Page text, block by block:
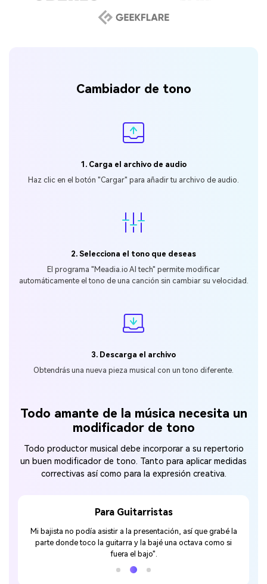
Cambiador de tono
1. Carga el archivo de audio
󠀰Haz clic en el botón "Cargar" para añadir tu archivo de audio.
2. Selecciona el tono que deseas
El programa 󠀰"Meadia.io Al tech" permite modificar
automáticamente eltono de una canción sin cambiar su velocidad.
3. Descarga el archivo
󠀰Obtendrás una nueva pieza musical con un tono diferente.
Todo amante de la música necesita un
modificador de tono
Todo productor musical debe incorporar a su repertorio
un buen modificador de tono. Tanto para aplicar medidas
correctivas así como para la expresión creativa.
Para Guitarristas
Mi bajista no podía asistir a la presentación, así que grabé la
parte donde toco la guitarra y la bajé una octava como si
fuera el bajo".